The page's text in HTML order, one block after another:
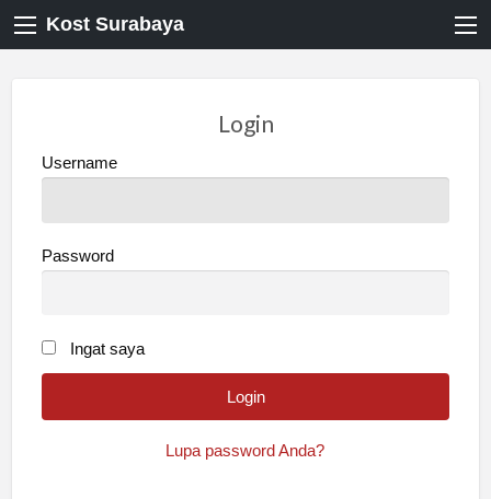
Kost Surabaya
Login
Username
Password
Ingat saya
Lupa password Anda?